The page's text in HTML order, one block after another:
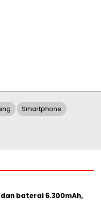
Smartphone
baterai 6.300mAh,